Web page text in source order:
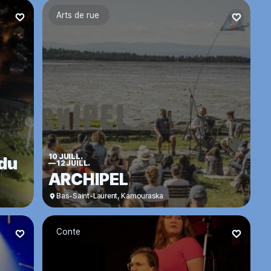
Arts de rue
10 JUILL.
—12 JUILL.
ARCHIPEL
Bas-Saint-Laurent, Kamouraska
Conte